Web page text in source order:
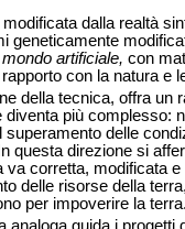
modificata dalla realtà
geneticamente
artificiale, con
con la natura e
della tecnica, offra un
più complesso:
delle
questa direzione si
va corretta, modificata
delle risorse della
per impoverire la
analoga guida i